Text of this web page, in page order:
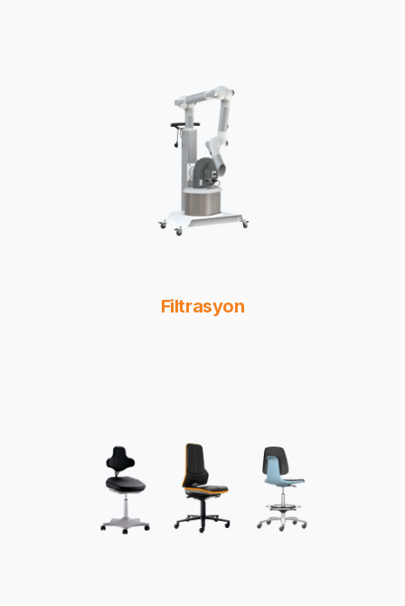
Filtrasyon